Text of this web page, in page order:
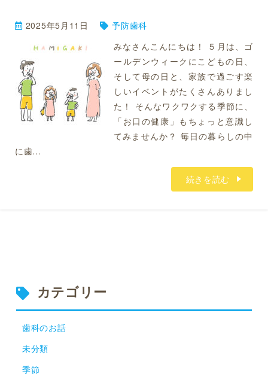
2025年5月11日
予防歯科
みなさんこんにちは！ ５月は、ゴ
ールデンウィークにこどもの日、
そして母の日と、家族で過ごす楽
しいイベントがたくさんありまし
た！ そんなワクワクする季節に、
「お口の健康」もちょっと意識し
てみませんか？ 毎日の暮らしの中
に歯…
続きを読む
カテゴリー
歯科のお話
未分類
季節